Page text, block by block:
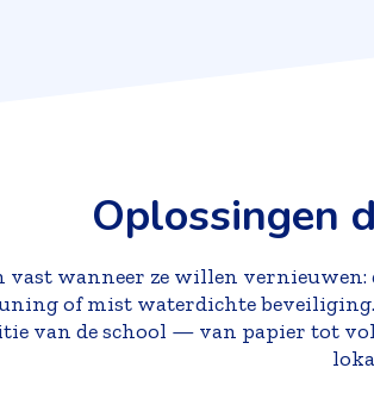
Oplossingen
vast wanneer ze willen vernieuwen:
of mist waterdichte
van de school — van papier tot